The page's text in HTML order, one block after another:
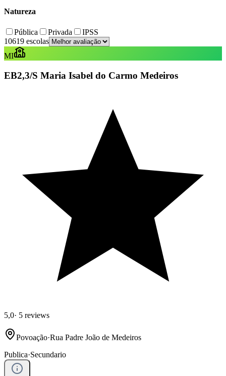
Natureza
Pública Privada
IPSS
10619 escolas
MI
EB2,3/S Maria Isabel do Carmo Medeiros
5,0· 5 reviews
Povoação·Rua Padre João de Medeiros
Publica·Secundario